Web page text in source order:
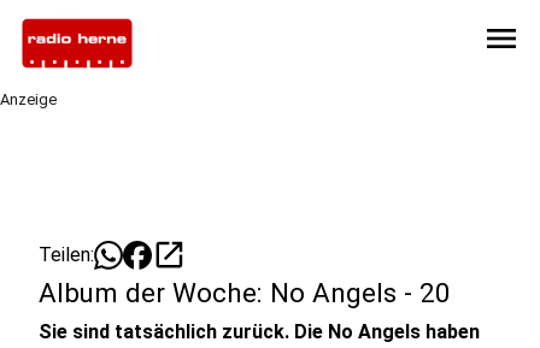
menu
Anzeige
Teilen: open_in_new
Album der Woche: No Angels - 20
Sie sind tatsächlich zurück. Die No Angels haben